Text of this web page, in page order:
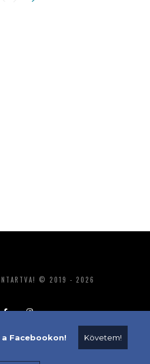
© 2019 - 2026
MÉDIAAJÁNLAT
Facebookon! Követem!